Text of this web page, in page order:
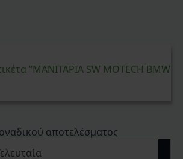
“ΜΑΝΙΤΑΡΙΑ SW MOTECH BMW
αποτελέσματος